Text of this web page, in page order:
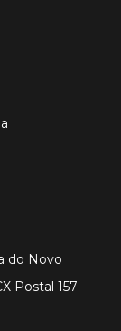
do Novo
Postal 157